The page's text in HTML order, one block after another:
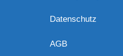
Datenschutz
AGB